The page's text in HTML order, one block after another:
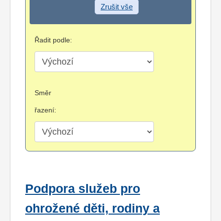
Zrušit vše
Řadit podle:
Směr
řazení:
Podpora služeb pro
ohrožené děti, rodiny a